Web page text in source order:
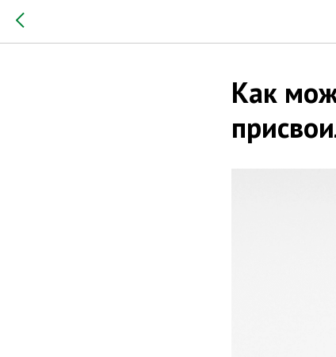
Как